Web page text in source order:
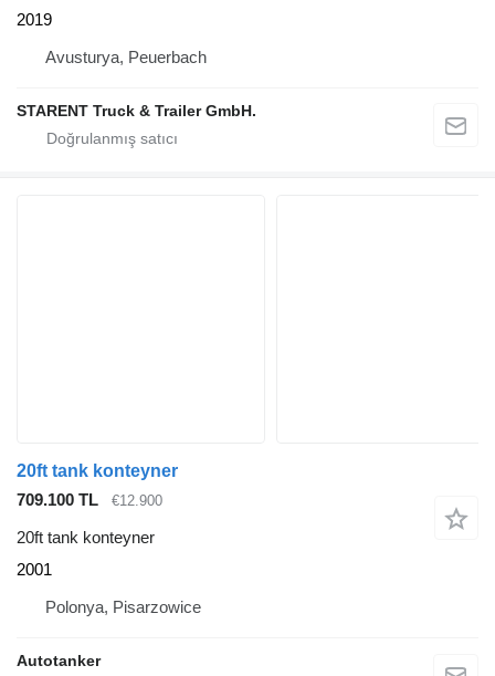
2019
Avusturya, Peuerbach
STARENT Truck & Trailer GmbH.
20ft tank konteyner
709.100 TL
€12.900
20ft tank konteyner
2001
Polonya, Pisarzowice
Autotanker